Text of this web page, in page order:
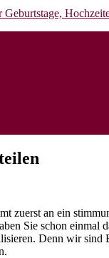
zuerst an ein
Sie schon
Denn wir